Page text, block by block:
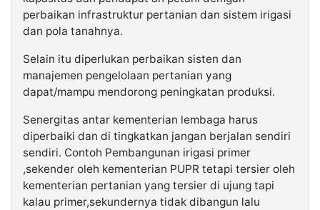
perbaikan infrastruktur pertanian dan sistem irigasi
dan pola tanahnya.
Selain itu diperlukan perbaikan sisten dan
manajemen pengelolaan pertanian yang
dapat/mampu mendorong peningkatan produksi.
Senergitas antar kementerian lembaga harus
diperbaiki dan di tingkatkan jangan berjalan sendiri
sendiri. Contoh Pembangunan irigasi primer
,sekender oleh kementerian PUPR tetapi tersier oleh
kementerian pertanian yang tersier di ujung tapi
kalau primer,sekundernya tidak dibangun lalu